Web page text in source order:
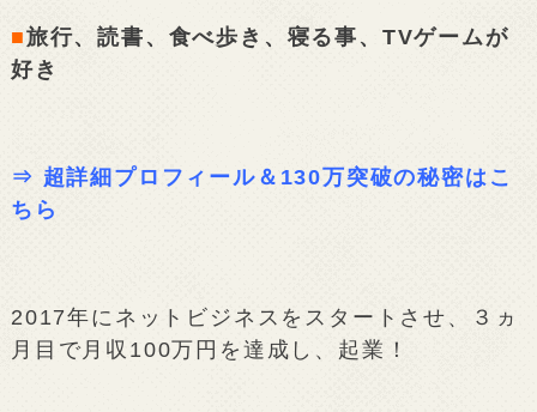
■旅行、読書、食べ歩き、寝る事、TVゲームが
好き
⇒ 超詳細プロフィール＆130万突破の秘密はこ
ちら
2017年にネットビジネスをスタートさせ、３ヵ
月目で月収100万円を達成し、起業！